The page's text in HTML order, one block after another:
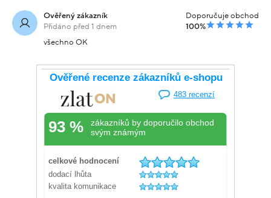
Ověřený zákazník
Přidáno před 1 dnem
Doporučuje obchod
100%
všechno OK